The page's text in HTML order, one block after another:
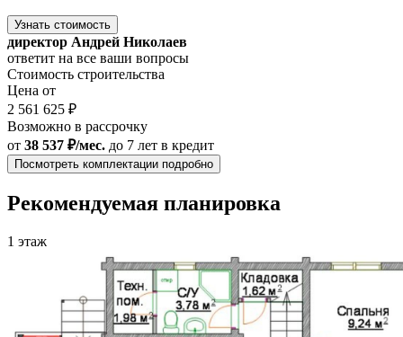
Узнать стоимость
директор Андрей Николаев
ответит на все ваши вопросы
Стоимость строительства
Цена от
2 561 625 ₽
Возможно в рассрочку
от 38 537 ₽/мес. до 7 лет в кредит
Посмотреть комплектации подробно
Рекомендуемая планировка
1 этаж